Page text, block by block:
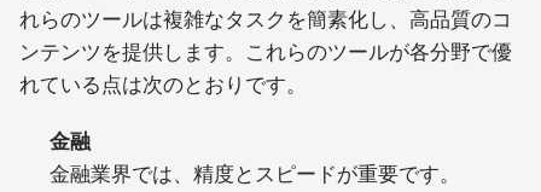
れらのツールは複雑なタスクを簡素化し、高品質のコ
ンテンツを提供します。これらのツールが各分野で優
れている点は次のとおりです。
金融
金融業界では、精度とスピードが重要です。